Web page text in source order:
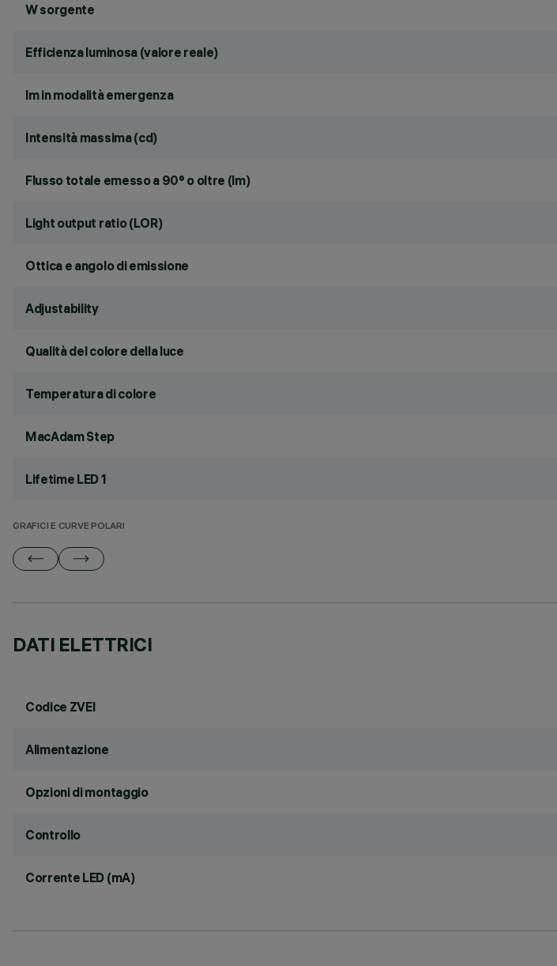
W sorgente
Efficienza luminosa (valore reale)
lm in modalità emergenza
Intensità massima (cd)
Flusso totale emesso a 90° o oltre (lm)
Light output ratio (LOR)
Ottica e angolo di emissione
Adjustability
Qualità del colore della luce
Temperatura di colore
MacAdam Step
Lifetime LED 1
GRAFICI E CURVE POLARI
DATI ELETTRICI
Codice ZVEI
Alimentazione
Opzioni di montaggio
Controllo
Corrente LED (mA)